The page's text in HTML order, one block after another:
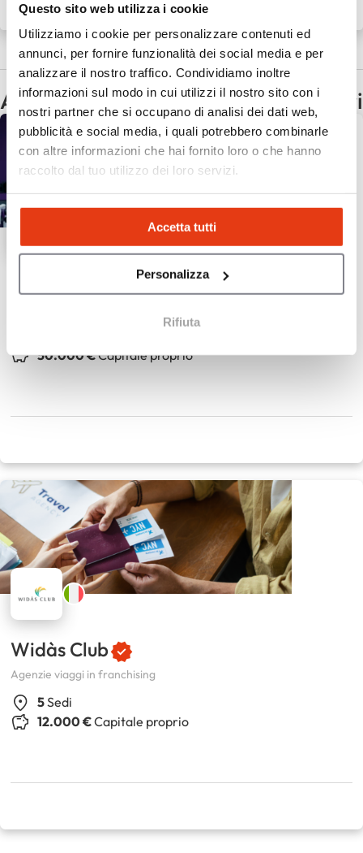
Questo sito web utilizza i cookie
Utilizziamo i cookie per personalizzare contenuti ed
annunci, per fornire funzionalità dei social media e per
analizzare il nostro traffico. Condividiamo inoltre
informazioni sul modo in cui utilizzi il nostro sito con i
nostri partner che si occupano di analisi dei dati web,
pubblicità e social media, i quali potrebbero combinarle
con altre informazioni che hai fornito loro o che hanno
raccolto dal tuo utilizzo dei loro servizi.
Accetta tutti
Personalizza
Rifiuta
15 Giu 2026Notizie del franchising
Vedi tutte le notizie
Altri franchising con gli stessi criteri
50.000 €Capitale proprio
Widàs Club
Agenzie viaggi in franchising
5Sedi
12.000 €Capitale proprio